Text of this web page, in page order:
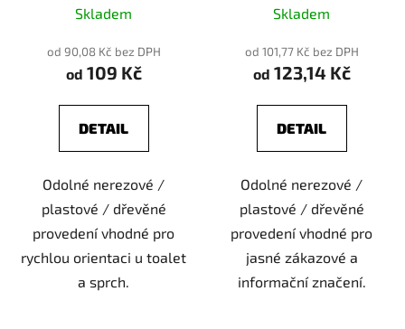
Skladem
od 90,08 Kč bez DPH
od 109 Kč
DETAIL
Odolné nerezové /
plastové / dřevěné
provedení vhodné pro
rychlou orientaci u toalet
a sprch.
Skladem
od 101,77 Kč bez DPH
od 123,14 Kč
DETAIL
Odolné nerezové /
plastové / dřevěné
provedení vhodné pro
jasné zákazové a
informační značení.